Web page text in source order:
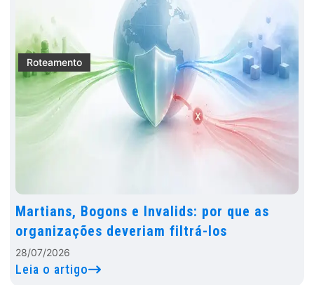
Roteamento
Martians, Bogons e Invalids: por que as
organizações deveriam filtrá-los
28/07/2026
Leia o artigo